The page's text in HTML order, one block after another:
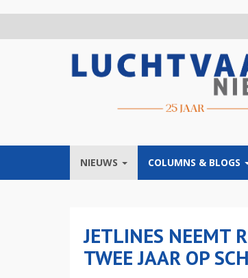
NIEUWS COLUMNS & BLOGS
JETLINES NEEMT
TWEE JAAR OP